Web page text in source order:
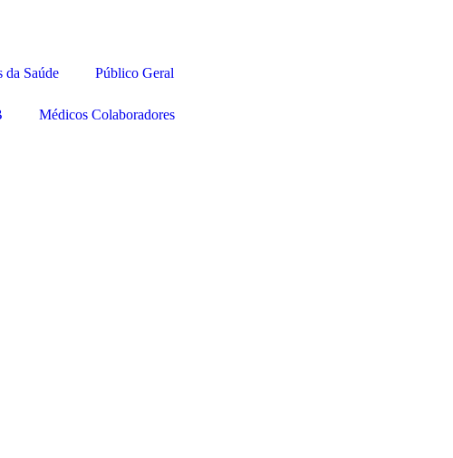
da Saúde Público Geral
Médicos Colaboradores